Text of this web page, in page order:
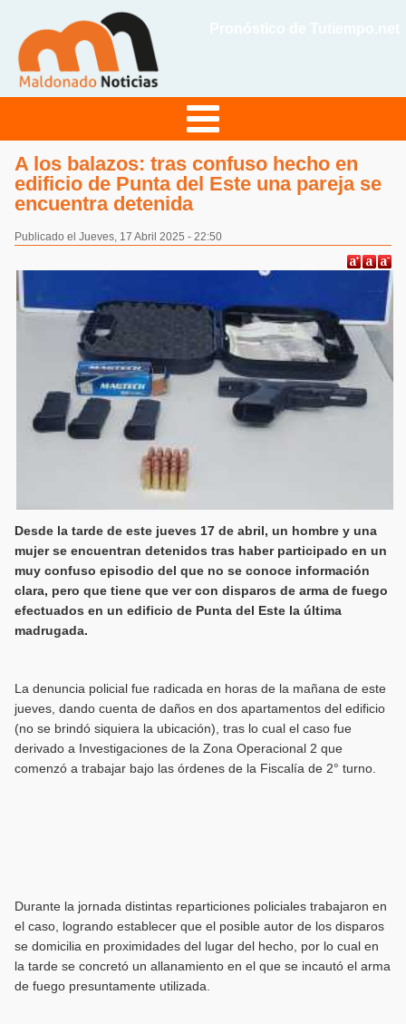
A los balazos: tras confuso hecho en
edificio de Punta del Este una pareja se
encuentra detenida
Publicado el Jueves, 17 Abril 2025 - 22:50
Desde la tarde de este jueves 17 de abril, un hombre y una
mujer se encuentran detenidos tras haber participado en un
muy confuso episodio del que no se conoce información
clara, pero que tiene que ver con disparos de arma de fuego
efectuados en un edificio de Punta del Este la última
madrugada.
La denuncia policial fue radicada en horas de la mañana de este
jueves, dando cuenta de daños en dos apartamentos del edificio
(no se brindó siquiera la ubicación), tras lo cual el caso fue
derivado a Investigaciones de la Zona Operacional 2 que
comenzó a trabajar bajo las órdenes de la Fiscalía de 2° turno.
Durante la jornada distintas reparticiones policiales trabajaron en
el caso, logrando establecer que el posible autor de los disparos
se domicilia en proximidades del lugar del hecho, por lo cual en
la tarde se concretó un allanamiento en el que se incautó el arma
de fuego presuntamente utilizada.